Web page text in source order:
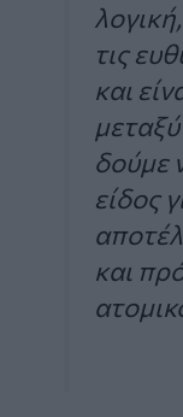
τις
και
δούμε
είδος
και